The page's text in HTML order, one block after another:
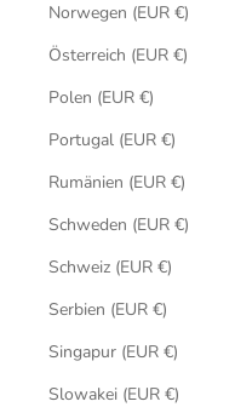
Norwegen (EUR €)
Österreich (EUR €)
Polen (EUR €)
Portugal (EUR €)
Rumänien (EUR €)
Schweden (EUR €)
Schweiz (EUR €)
Serbien (EUR €)
Singapur (EUR €)
Slowakei (EUR €)